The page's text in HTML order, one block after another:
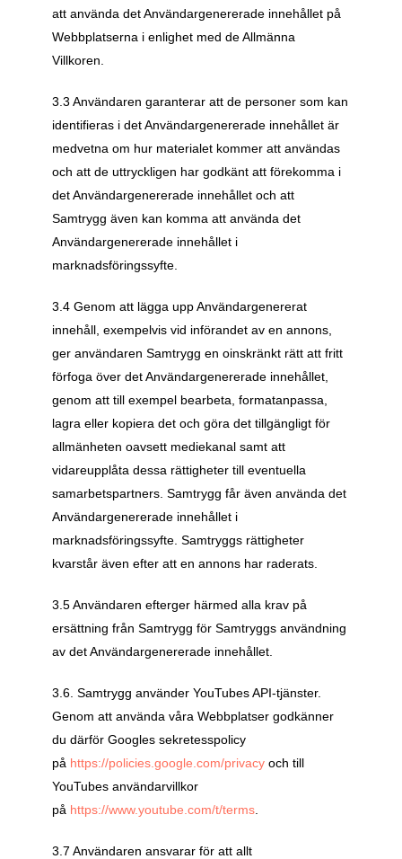
att använda det Användargenererade innehållet på
Webbplatserna i enlighet med de Allmänna
Villkoren.
3.3 Användaren garanterar att de personer som kan
identifieras i det Användargenererade innehållet är
medvetna om hur materialet kommer att användas
och att de uttryckligen har godkänt att förekomma i
det Användargenererade innehållet och att
Samtrygg även kan komma att använda det
Användargenererade innehållet i
marknadsföringssyfte.
3.4 Genom att lägga upp Användargenererat
innehåll, exempelvis vid införandet av en annons,
ger användaren Samtrygg en oinskränkt rätt att fritt
förfoga över det Användargenererade innehållet,
genom att till exempel bearbeta, formatanpassa,
lagra eller kopiera det och göra det tillgängligt för
allmänheten oavsett mediekanal samt att
vidareupplåta dessa rättigheter till eventuella
samarbetspartners. Samtrygg får även använda det
Användargenererade innehållet i
marknadsföringssyfte. Samtryggs rättigheter
kvarstår även efter att en annons har raderats.
3.5 Användaren efterger härmed alla krav på
ersättning från Samtrygg för Samtryggs användning
av det Användargenererade innehållet.
3.6. Samtrygg använder YouTubes API-tjänster.
Genom att använda våra Webbplatser godkänner
du därför Googles sekretesspolicy
på https://policies.google.com/privacy och till
YouTubes användarvillkor
på https://www.youtube.com/t/terms
3.7 Användaren ansvarar för att allt